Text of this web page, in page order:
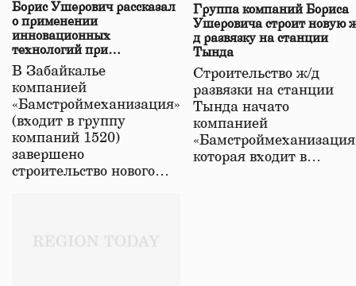
Борис Ушерович рассказал
о применении
инновационных
технологий при
строительстве нового моста
в Забайкалье
В Забайкалье
компанией
«Бамстроймеханизация»
(входит в группу
компаний 1520)
завершено
строительство нового…
Группа компаний Бориса
Ушеровича строит новую
д развязку на станции
Тында
Строительство ж/д
развязки на станции
Тында начато
компанией
которая входит в…